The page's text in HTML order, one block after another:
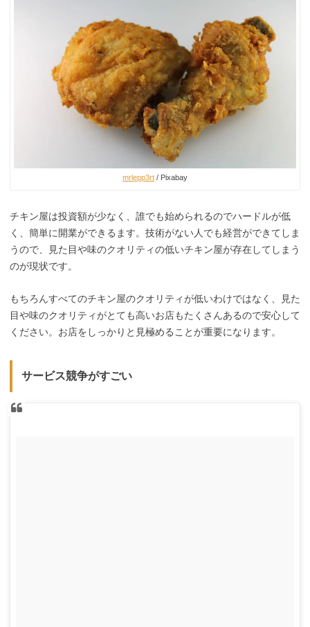
mrlepp3rt / Pixabay
チキン屋は投資額が少なく、誰でも始められるのでハードルが低
く、簡単に開業ができるます。技術がない人でも経営ができてしま
うので、見た目や味のクオリティの低いチキン屋が存在してしまう
のが現状です。
もちろんすべてのチキン屋のクオリティが低いわけではなく、見た
目や味のクオリティがとても高いお店もたくさんあるので安心して
ください。お店をしっかりと見極めることが重要になります。
サービス競争がすごい